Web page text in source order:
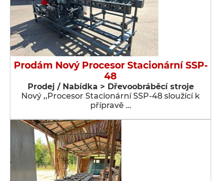
Prodám Nový Procesor Stacionární SSP-
48
Prodej / Nabídka > Dřevoobráběcí stroje
Nový ,,Procesor Stacionární SSP-48 sloužící k
přípravě …